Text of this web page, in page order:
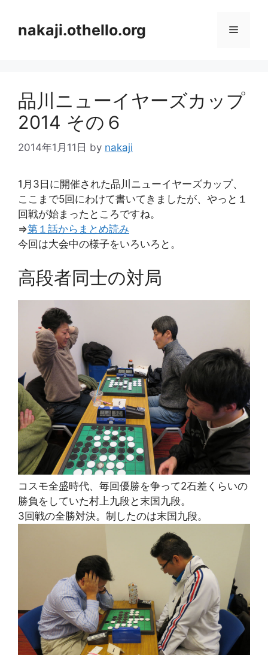
nakaji.othello.org メ
ュ
品川ニューイヤーズカップ
2014 その６
2014年1月11日 by nakaji
1月3日に開催された品川ニューイヤーズカップ、
ここまで5回にわけて書いてきましたが、やっと１
回戦が始まったところですね。
⇒第１話からまとめ読み
今回は大会中の様子をいろいろと。
高段者同士の対局
コスモ全盛時代、毎回優勝を争って2石差くらいの
勝負をしていた村上九段と末国九段。
3回戦の全勝対決。制したのは末国九段。